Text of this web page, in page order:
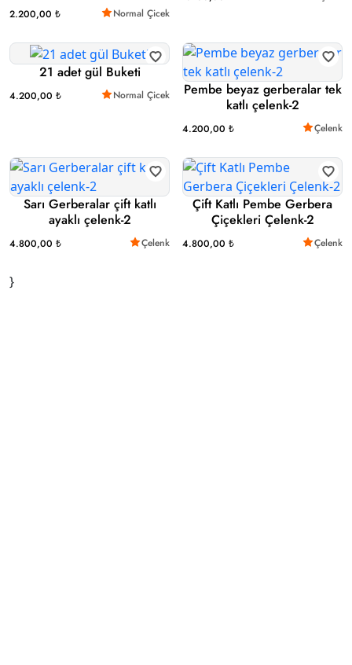
2.200,00 ₺ Normal Çicek
21 adet gül Buketi
4.200,00 ₺ Normal Çicek
Pembe beyaz gerberalar tek
katlı çelenk-2
4.200,00 ₺ Çelenk
Sarı Gerberalar çift katlı
ayaklı çelenk-2
4.800,00 ₺ Çelenk
Çift Katlı Pembe Gerbera
Çiçekleri Çelenk-2
4.800,00 ₺ Çelenk
}